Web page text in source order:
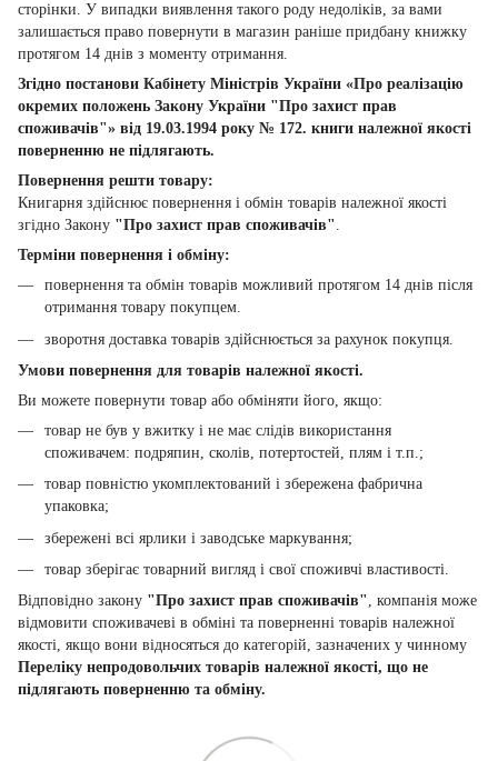
сторінки. У випадки виявлення такого роду недоліків, за вами
залишається право повернути в магазин раніше придбану книжку
протягом 14 днів з моменту отримання.
Згідно постанови Кабінету Міністрів України «Про реалізацію
окремих положень Закону України "Про захист прав
споживачів"» від 19.03.1994 року № 172. книги належної якості
поверненню не підлягають.
Повернення решти товару:
Книгарня здійснює повернення і обмін товарів належної якості
згідно Закону "Про захист прав споживачів".
Терміни повернення і обміну:
повернення та обмін товарів можливий протягом 14 днів після
отримання товару покупцем.
зворотня доставка товарів здійснюється за рахунок покупця.
Умови повернення для товарів належної якості.
Ви можете повернути товар або обміняти його, якщо:
товар не був у вжитку і не має слідів використання
споживачем: подряпин, сколів, потертостей, плям і т.п.;
товар повністю укомплектований і збережена фабрична
упаковка;
збережені всі ярлики і заводське маркування;
товар зберігає товарний вигляд і свої споживчі властивості.
Відповідно закону "Про захист прав споживачів", компанія може
відмовити споживачеві в обміні та поверненні товарів належної
якості, якщо вони відносяться до категорій, зазначених у чинному
Переліку непродовольчих товарів належної якості, що не
підлягають поверненню та обміну.